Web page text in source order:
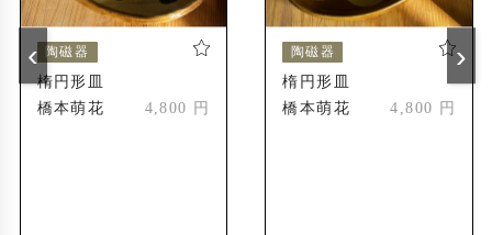
展
2023年
京都 ガレリアかめおか「おいしいプチ旅inか
陶磁器
楕円形皿
橋本萌花
4,800 円
陶磁器
楕円形皿
橋本萌花
4,800 円
‹ ›